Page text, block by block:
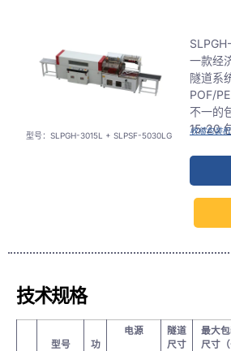
一款经
隧道系
POF/
不一的
15-20
收缩包装
型号：SLPGH-3015L + SLPSF-5030LG
技术规格
型号
功
电源
隧道
尺寸
最大
尺寸